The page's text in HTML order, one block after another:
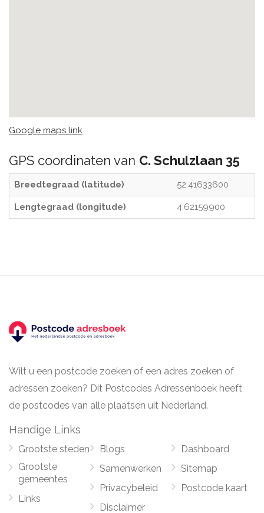
Google maps link
GPS coordinaten van C. Schulzlaan 35
Breedtegraad (latitude) 52.41633600
Lengtegraad (longitude) 4.62159900
Wilt u een postcode zoeken of een adres zoeken of
adressen zoeken? Dit Postcodes Adressenboek heeft
de postcodes van alle plaatsen uit Nederland.
Handige Links
Grootste steden
Grootste
gemeentes
Links
Blogs
Samenwerken
Privacybeleid
Disclaimer
Dashboard
Sitemap
Postcode kaart